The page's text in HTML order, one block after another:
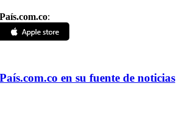
:
.com.co en su fuente de noticias